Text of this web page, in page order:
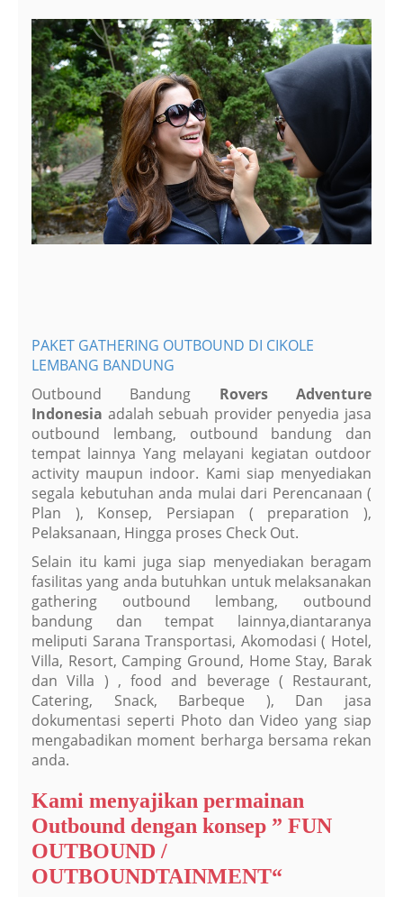
PAKET GATHERING OUTBOUND DI CIKOLE
LEMBANG BANDUNG
Outbound Bandung Rovers Adventure
Indonesia adalah sebuah provider penyedia jasa
outbound lembang, outbound bandung dan
tempat lainnya Yang melayani kegiatan outdoor
activity maupun indoor. Kami siap menyediakan
segala kebutuhan anda mulai dari Perencanaan (
Plan ), Konsep, Persiapan ( preparation ),
Pelaksanaan, Hingga proses Check Out.
Selain itu kami juga siap menyediakan beragam
fasilitas yang anda butuhkan untuk melaksanakan
gathering outbound lembang, outbound
bandung dan tempat lainnya,diantaranya
meliputi Sarana Transportasi, Akomodasi ( Hotel,
Villa, Resort, Camping Ground, Home Stay, Barak
dan Villa ) , food and beverage ( Restaurant,
Catering, Snack, Barbeque ), Dan jasa
dokumentasi seperti Photo dan Video yang siap
mengabadikan moment berharga bersama rekan
anda.
Kami menyajikan permainan
Outbound dengan konsep ” FUN
OUTBOUND /
OUTBOUNDTAINMENT“